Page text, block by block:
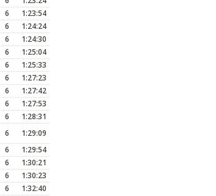
6
1:23:54
6
1:24:24
6
1:24:30
6
1:25:04
6
1:25:33
6
1:27:23
6
1:27:42
6
1:27:53
6
1:28:31
6
1:29:09
6
1:29:54
6
1:30:21
6
1:30:23
6 1:32:40